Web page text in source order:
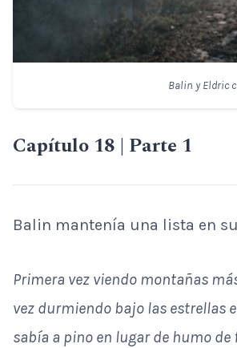
Balin y Eldric
Capítulo 18 | Parte 1
Balin mantenía una lista en
Primera vez viendo montañas
vez durmiendo bajo las estrellas
sabía a pino en lugar de humo de